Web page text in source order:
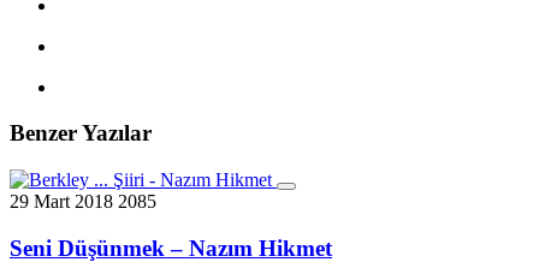
Benzer Yazılar
29 Mart 2018 2085
Seni Düşünmek – Nazım Hikmet